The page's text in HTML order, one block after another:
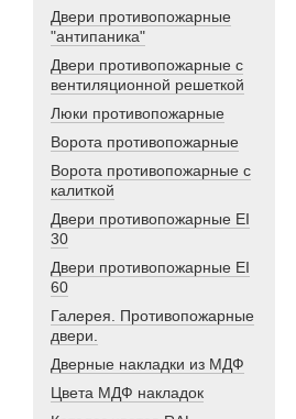
Двери противопожарные
"антипаника"
Двери противопожарные с
вентиляционной решеткой
Люки противопожарные
Ворота противопожарные
Ворота противопожарные с
калиткой
Двери противопожарные EI
30
Двери противопожарные EI
60
Галерея. Противопожарные
двери.
Дверные накладки из МДФ
Цвета МДФ накладок